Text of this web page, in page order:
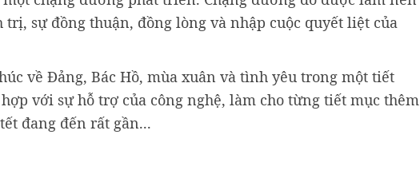
sự đồng thuận, đồng lòng và nhập cuộc quyết liệt của
về Đảng, Bác Hồ, mùa xuân và tình yêu trong một tiết
với sự hỗ trợ của công nghệ, làm cho từng tiết mục thêm
đang đến rất gần...